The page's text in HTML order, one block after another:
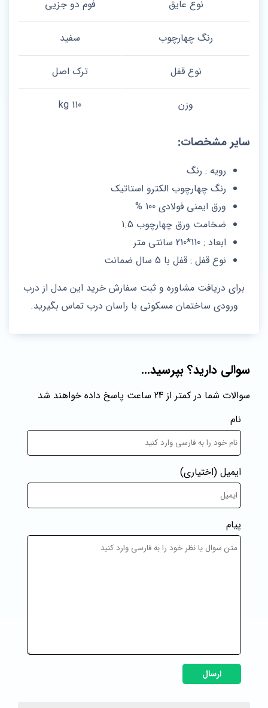
نوع عایق فوم دو جزیی
رنگ چهارچوب سفید
نوع قفل ترک اصل
وزن 110 kg
سایر مشخصات:
رویه : رنگ
رنگ چهارچوب الکترو استاتیک
ورق ایمنی فولادی 100 %
ضخامت ورق چهارچوب 1.5
ابعاد : 110*210 سانتی متر
نوع قفل : قفل با 5 سال ضمانت
برای دریافت مشاوره و ثبت سفارش خرید این مدل از درب
ورودی ساختمان مسکونی با راسان درب تماس بگیرید.
سوالی دارید؟ بپرسید...
سوالات شما در کمتر از 24 ساعت پاسخ داده خواهند شد
نام
ایمیل (اختیاری)
پیام
ارسال